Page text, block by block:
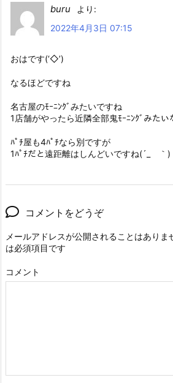
buru
より:
2022年4月3日 07:15
おはです(‘◇’)ゞ
なるほどですね
名古屋のﾓｰﾆﾝｸﾞみたいですね
1店舗がやったら近隣全部鬼ﾓｰﾆﾝｸﾞみたい
ﾊﾟﾁ屋も4ﾊﾟﾁなら別ですが
1ﾊﾟﾁだと遠距離はしんどいですね(´_ゝ｀)
コメントをどうぞ
メールアドレスが公開されることはありま
は必須項目です
コメント